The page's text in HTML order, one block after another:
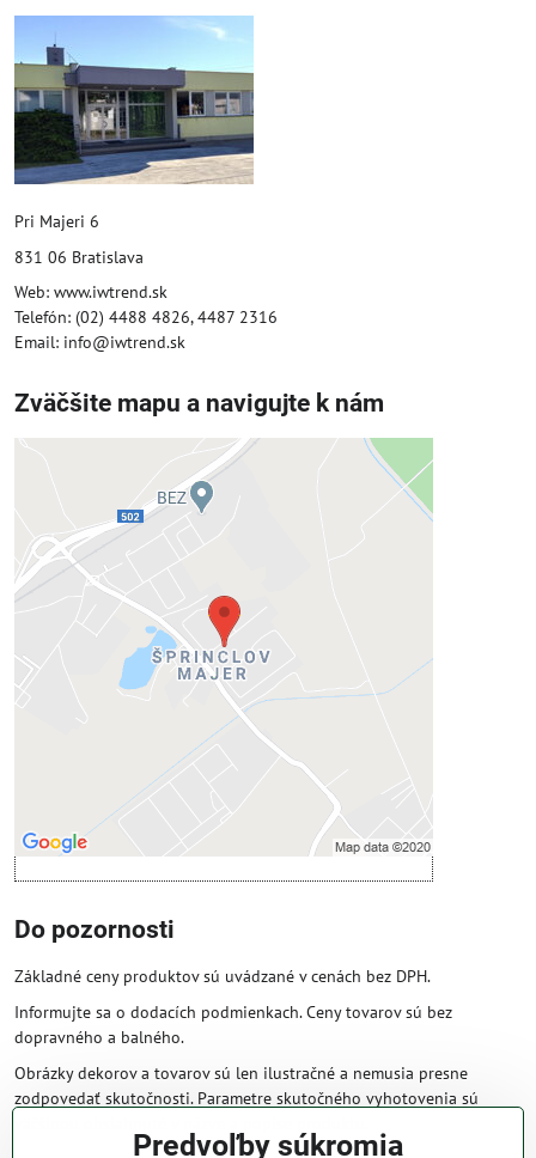
Pri Majeri 6
831 06 Bratislava
Web: www.iwtrend.sk
Telefón: (02) 4488 4826, 4487 2316
Email: info@iwtrend.sk
Zväčšite mapu a navigujte k nám
Externý obsah je blokovaný
Prajete si načítať externý obsah?
Povoliť tentokrát
Povoliť a zapamätať - súhlas s druhom
cookie: Funkčné
Otvoriť obsah v novom okne
Do pozornosti
Základné ceny produktov sú uvádzané v cenách bez DPH.
Informujte sa o dodacích podmienkach. Ceny tovarov sú bez
dopravného a balného.
Obrázky dekorov a tovarov sú len ilustračné a nemusia presne
zodpovedať skutočnosti. Parametre skutočného vyhotovenia sú
Predvoľby súkromia